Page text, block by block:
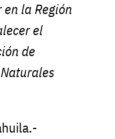
la Región
el
de